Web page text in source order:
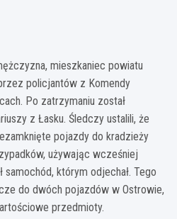
mieszkaniec powiatu
policjantów z Komendy
Po zatrzymaniu został
z Łasku. Śledczy ustalili, że
pojazdy do kradzieży
używając wcześniej
samochód, którym odjechał. Tego
do dwóch pojazdów w Ostrowie,
przedmioty.